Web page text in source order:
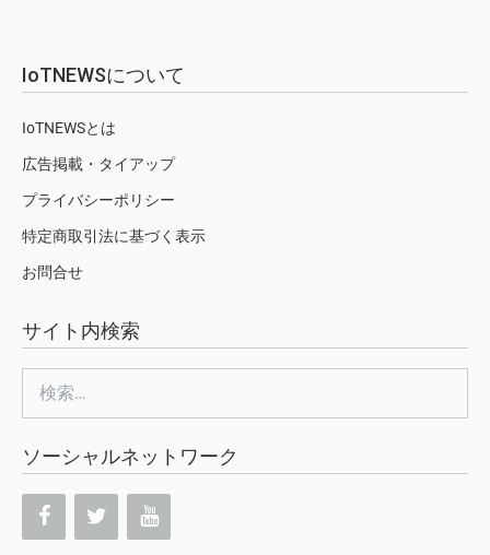
IoTNEWSについて
IoTNEWSとは
広告掲載・タイアップ
プライバシーポリシー
特定商取引法に基づく表示
お問合せ
サイト内検索
索:
ソーシャルネットワーク